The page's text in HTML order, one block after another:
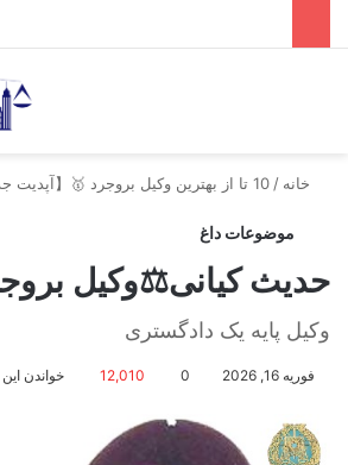
خانه / 10 تا از بهترین وکیل بروجرد 🥇【آپدیت جدید】
موضوعات داغ
حدیث کیانی⚖️وکیل
وکیل پایه یک دادگستری
فوریه 16, 2026 0
12,010 خواندن این مطلب 4